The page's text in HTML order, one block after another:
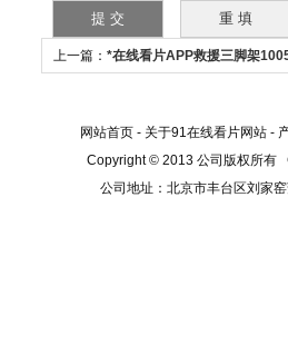
上一篇： *在线看片APP救援三脚架
网站首页 - 关于91在线看片网站 -
Copyright © 2013 公司版权所有
公司地址：北京市丰台区刘家